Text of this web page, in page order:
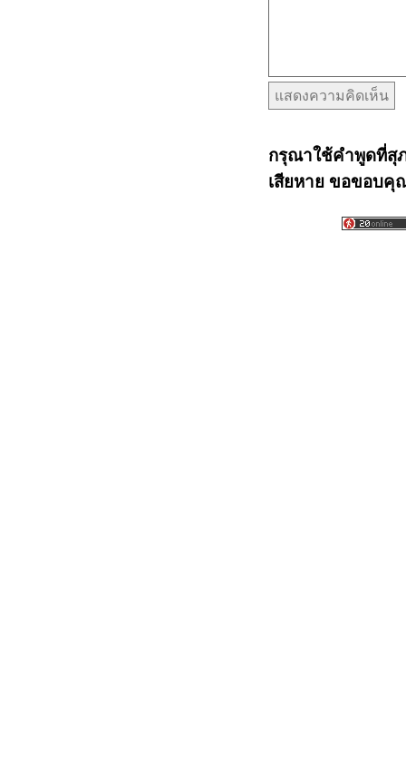
กรุณาใช้คำพูดที่สุ
เสียหาย ขอขอบคุ